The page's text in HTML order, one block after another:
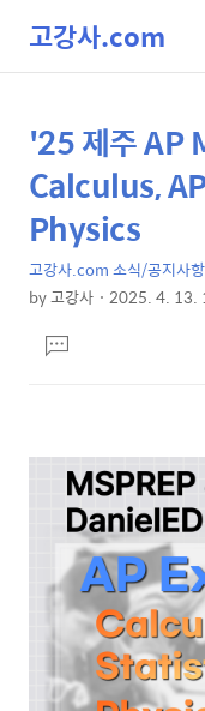
고강사.com
상
세
컨
텐
츠
본
문
제
목
'25 제주 AP
Calculus,
Physics
고강사.com 소식/공지사항
by고강사 2025. 4. 13.
문댓
글